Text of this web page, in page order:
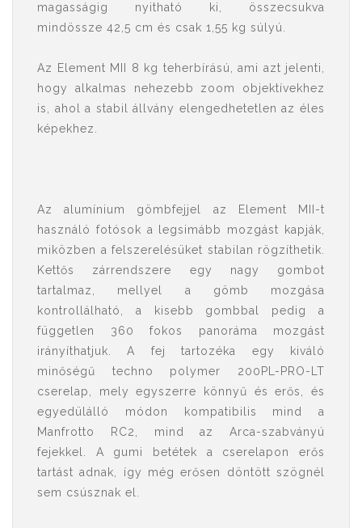
magasságig nyitható ki, összecsukva
mindössze 42,5 cm és csak 1,55 kg súlyú.
Az Element MII 8 kg teherbírású, ami azt jelenti,
hogy alkalmas nehezebb zoom objektívekhez
is, ahol a stabil állvány elengedhetetlen az éles
képekhez.
Az alumínium gömbfejjel az Element MII-t
használó fotósok a legsimább mozgást kapják,
miközben a felszerelésüket stabilan rögzíthetik.
Kettős zárrendszere egy nagy gombot
tartalmaz, mellyel a gömb mozgása
kontrollálható, a kisebb gombbal pedig a
független 360 fokos panoráma mozgást
irányíthatjuk. A fej tartozéka egy kiváló
minőségű techno polymer 200PL-PRO-LT
cserelap, mely egyszerre könnyű és erős, és
egyedülálló módon kompatibilis mind a
Manfrotto RC2, mind az Arca-szabványú
fejekkel. A gumi betétek a cserelapon erős
tartást adnak, így még erősen döntött szögnél
sem csúsznak el.